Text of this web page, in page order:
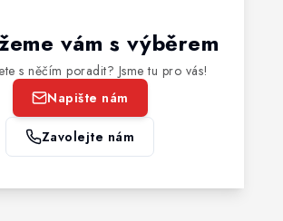
vám s výběrem
s něčím poradit? Jsme tu pro vás!
Napište nám
Zavolejte nám